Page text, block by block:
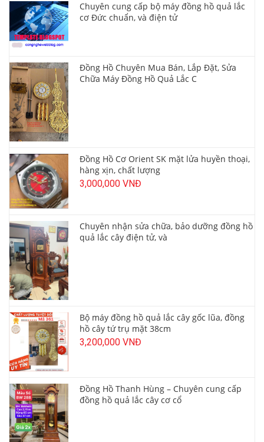
Chuyên cung cấp bộ máy đồng hồ quả lắc
cơ Đức chuẩn, và điện tử
Đồng Hồ Chuyên Mua Bán, Lắp Đặt, Sửa
Chữa Máy Đồng Hồ Quả Lắc C
Đồng Hồ Cơ Orient SK mặt lửa huyền thoại,
hàng xịn, chất lượng
3,000,000 VNĐ
Chuyên nhận sửa chữa, bảo dưỡng đồng hồ
quả lắc cây điện tử, và
Bộ máy đồng hồ quả lắc cây gốc lũa, đồng
hồ cây tứ trụ mặt 38cm
3,200,000 VNĐ
Đồng Hồ Thanh Hùng – Chuyên cung cấp
đồng hồ quả lắc cây cơ cổ